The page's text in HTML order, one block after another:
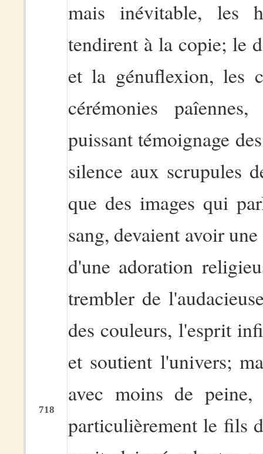
718
mais inévitable, les
tendirent à la copie; le
et la génuflexion, les
cérémonies
puissant témoignage
silence aux scrupules
que des images qui
sang, devaient avoir
d'une adoration
trembler de
des couleurs, l'esprit
et soutient l'univers;
avec moins de
particulièrement le fils